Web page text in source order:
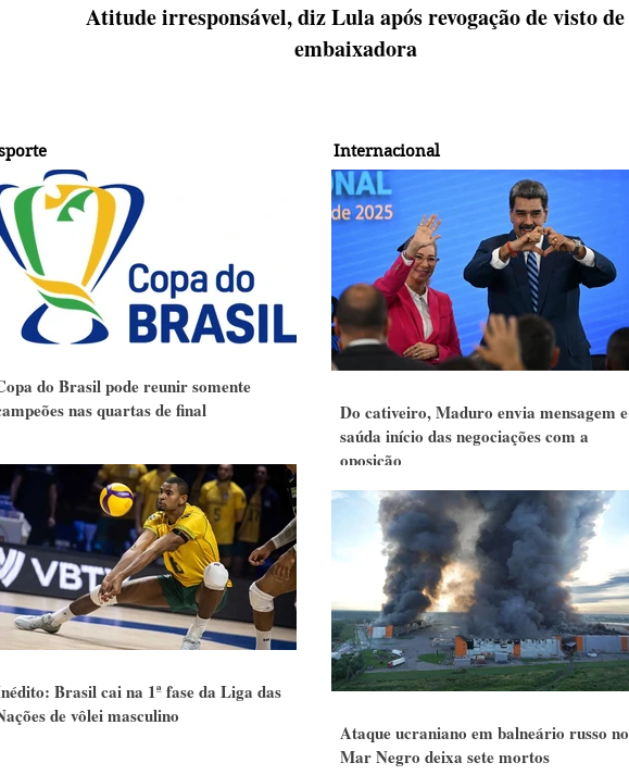
Atitude irresponsável, diz Lula após revogação de visto de
embaixadora
Internacional
do Brasil pode reunir somente
nas quartas de final
Brasil cai na 1ª fase da Liga das
de vôlei masculino
Do cativeiro, Maduro envia mensagem e
saúda início das negociações com a
oposição
Ataque ucraniano em balneário russo no
Mar Negro deixa sete mortos